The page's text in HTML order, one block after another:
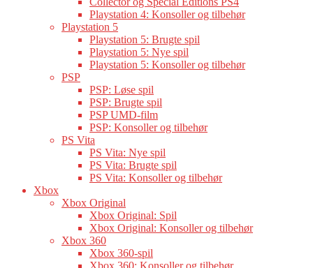
Playstation 4: Konsoller og tilbehør
Playstation 5
Playstation 5: Brugte spil
Playstation 5: Nye spil
Playstation 5: Konsoller og tilbehør
PSP
PSP: Løse spil
PSP: Brugte spil
PSP UMD-film
PSP: Konsoller og tilbehør
PS Vita
PS Vita: Nye spil
PS Vita: Brugte spil
PS Vita: Konsoller og tilbehør
Xbox
Xbox Original
Xbox Original: Spil
Xbox Original: Konsoller og tilbehør
Xbox 360
Xbox 360-spil